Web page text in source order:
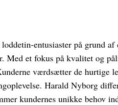
entusiaster på grund af
Med et fokus på kvalitet og
værdsætter de hurtige
Harald Nyborg
kundernes unikke behov